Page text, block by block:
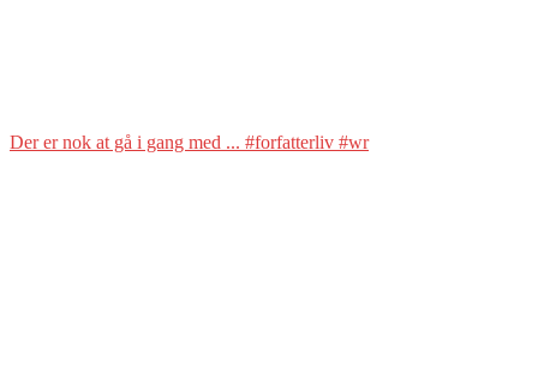
Der er nok at gå i gang med ... #forfatterliv #wr